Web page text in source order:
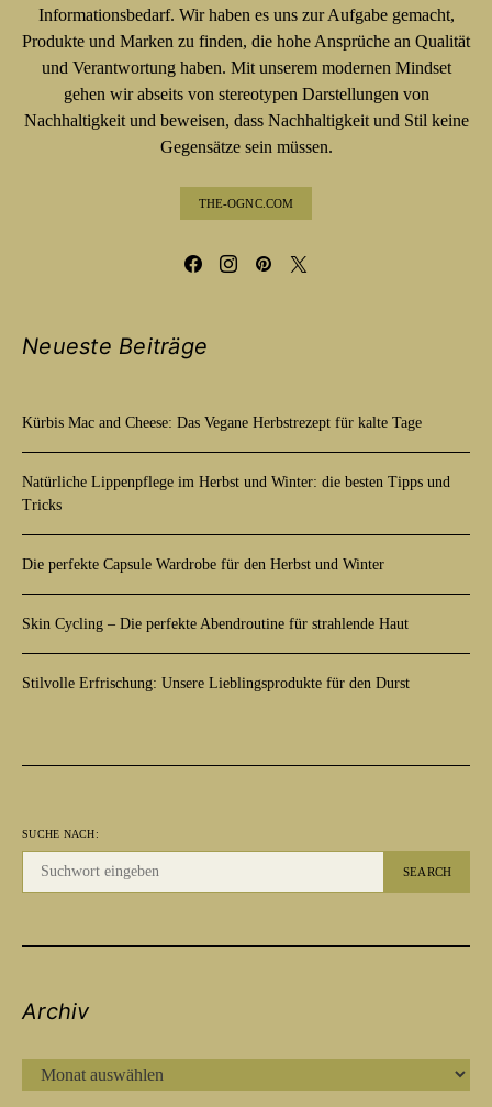
Informationsbedarf. Wir haben es uns zur Aufgabe gemacht,
Produkte und Marken zu finden, die hohe Ansprüche an Qualität
und Verantwortung haben. Mit unserem modernen Mindset
gehen wir abseits von stereotypen Darstellungen von
Nachhaltigkeit und beweisen, dass Nachhaltigkeit und Stil keine
Gegensätze sein müssen.
THE-OGNC.COM
Neueste Beiträge
Kürbis Mac and Cheese: Das Vegane Herbstrezept für kalte Tage
Natürliche Lippenpflege im Herbst und Winter: die besten Tipps und
Tricks
Die perfekte Capsule Wardrobe für den Herbst und Winter
Skin Cycling – Die perfekte Abendroutine für strahlende Haut
Stilvolle Erfrischung: Unsere Lieblingsprodukte für den Durst
SUCHE NACH:
SEARCH
Archiv
ARCHIV